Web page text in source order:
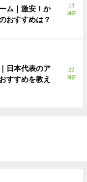
ム｜激安！か
おすすめは？
13
回答
日本代表のア
すすめを教え
22
回答